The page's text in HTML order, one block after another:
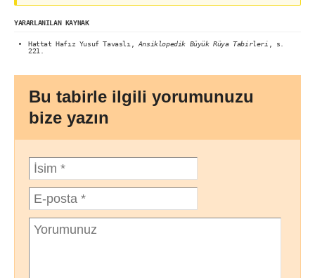
YARARLANILAN KAYNAK
Hattat Hafız Yusuf Tavaslı, Ansiklopedik Büyük Rüya Tabirleri , s.
221.
Bu tabirle ilgili yorumunuzu
bize yazın